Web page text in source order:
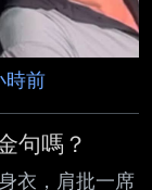
方7日回應，
時停課。 據
到該所國中
時前
句嗎？
衣，肩批一席